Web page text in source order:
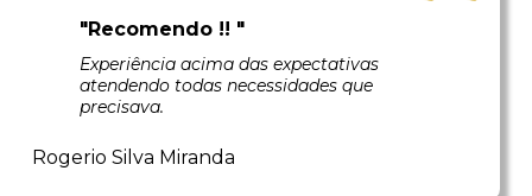
"Recomendo !! "
Experiência acima das expectativas
atendendo todas necessidades que
precisava.
Rogerio Silva Miranda